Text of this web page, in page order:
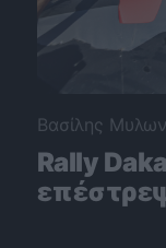
Βασίλης
Rally